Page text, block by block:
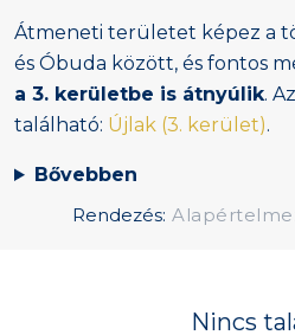
Átmeneti területet képez a
és Óbuda között, és fontos
a 3. kerületbe is átnyúlik.
található: Újlak (3. kerület).
Bővebben
Rendezés:
Nincs